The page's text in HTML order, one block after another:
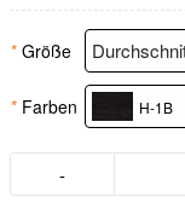
* Größe
* Farben H-1B
-